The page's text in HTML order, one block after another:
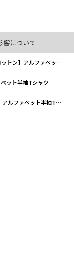
響について
ン】アルファベット半袖Tシャツ
ベット半袖Tシャツ
ルファベット半袖Tシャツ